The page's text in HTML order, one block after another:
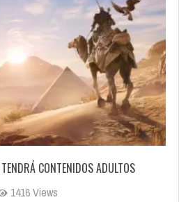
CONTENIDOS ADULTOS
1416 Views